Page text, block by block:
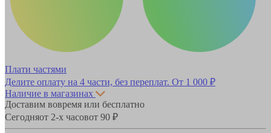
Плати частями
Делите оплату на 4 части, без переплат. От 1 000 ₽
Наличие в магазинах
Доставим вовремя или бесплатно
Сегодняот 2-х часовот 90 ₽